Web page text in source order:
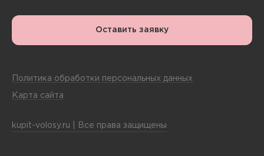
Оставить заявку
Политика обработки персональных данных
Карта сайта
kupit-volosy.ru | Все права защищены